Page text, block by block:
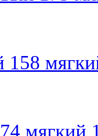
158
мягкий